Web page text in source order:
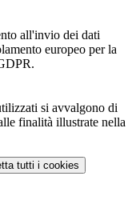
all'invio dei dati
europeo per la
si avvalgono di
finalità illustrate nella
tutti i cookies